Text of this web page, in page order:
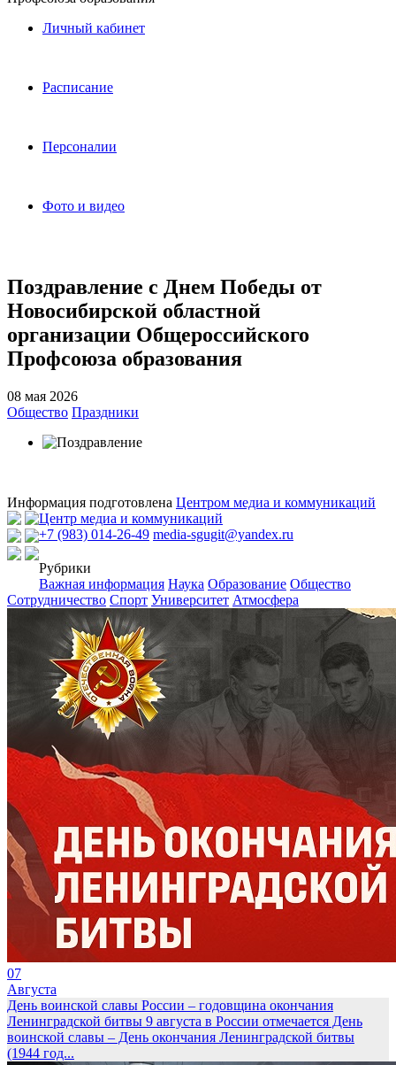
Личный кабинет
Расписание
Персоналии
Фото и видео
Поздравление с Днем Победы от
Новосибирской областной
организации Общероссийского
Профсоюза образования
08 мая 2026
Общество Праздники
Информация подготовлена Центром медиа и коммуникаций
Центр медиа и коммуникаций
+7 (983) 014-26-49 media-sgugit@yandex.ru
Рубрики
Важная информация Наука Образование Общество
Сотрудничество Спорт Университет Атмосфера
07
Августа
День воинской славы России – годовщина окончания
Ленинградской битвы 9 августа в России отмечается День
воинской славы – День окончания Ленинградской битвы
(1944 год...